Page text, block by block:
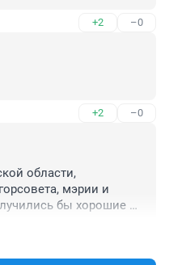
+2 –0
+2 –0
области,
мэрии и
бы хорошие